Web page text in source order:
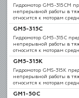
Гидромотор GM5-315CM
непрерывной работы в
относится к моторам
GM5-315C
Гидромотор GM5-315C
непрерывной работы в
относится к моторам
GM5-315K
Гидромотор GMS-315K
непрерывной работы в
относится к моторам
GM1-50C